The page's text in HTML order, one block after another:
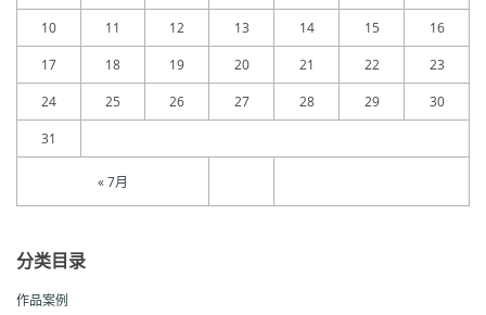
« 7月
10 11 12 13 14 15
16
17
18 19 20 21 22
23
24
25 26 27 28 29
30
31
分类目录
作品案例